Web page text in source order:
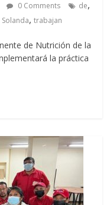
0 Comments de,
Solanda,trabajan
de Nutrición de la
la práctica